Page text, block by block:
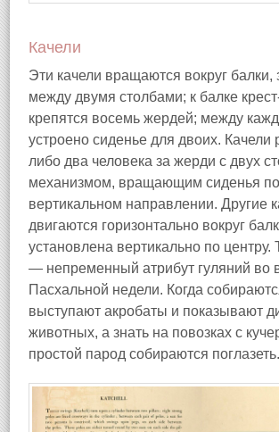
Качели
Эти качели вращаются вокруг балки,
между двумя столбами; к балке
крепятся восемь жердей; между
устроено сиденье для двоих. Качели
либо два человека за жерди с двух
механизмом, вращающим сиденья по
вертикальном направлении. Другие
двигаются горизонтально вокруг
установлена вертикально по центру.
— непременный атрибут гуляний во
Пасхальной недели. Когда
выступают акробаты и показывают
животных, а знать на повозках с
простой парод собираются поглазеть.